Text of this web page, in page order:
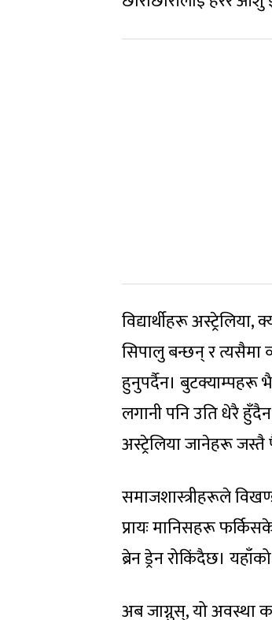
विद्यार्थीहरू
सिपालु बन्छन् र त्यसैमा
हुनुपर्दैन। बुटक्याम्पहरू
लगानी पनि उति धेरै
अस्ट्रेलिया जानेहरू
समाजशास्त्रीहरूले
प्रायः मानिसहरू
ब्रेन ड्रेन रोकिंदैछ।
अब जाग्नुस्, यो अवस्था